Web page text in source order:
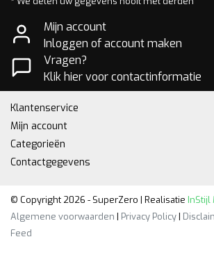
Mijn account
Inloggen of account maken
Vragen?
Klik hier voor contactinformatie
Klantenservice
Mijn account
Categorieën
Contactgegevens
© Copyright 2026 - SuperZero | Realisatie InStijl
Algemene voorwaarden | Privacy Policy|
Feed